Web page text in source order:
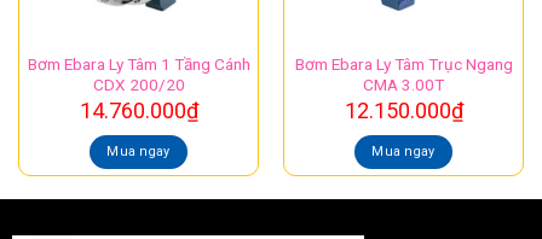
Bơm Ebara Ly Tâm 1 Tầng Cánh
CDX 200/20
14.760.000₫
Mua ngay
Bơm Ebara Ly Tâm Trục Ngang
CMA 3.00T
12.150.000₫
Mua ngay